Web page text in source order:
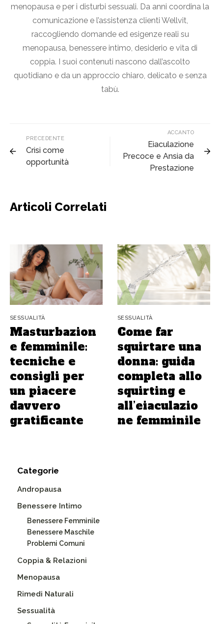
menopausa e per i disturbi sessuali. Da anni coordina la
comunicazione e l’assistenza clienti Wellvit,
raccogliendo domande ed esigenze reali su
menopausa, benessere intimo, desiderio e vita di
coppia. I suoi contenuti nascono dall’ascolto
quotidiano e da un approccio chiaro, delicato e senza
tabù.
PRECEDENTE
Crisi come
opportunità
ACCANTO
Eiaculazione
Precoce e Ansia da
Prestazione
Articoli Correlati
SESSUALITÀ
Masturbazion
e femminile:
tecniche e
consigli per
un piacere
davvero
gratificante
SESSUALITÀ
Come far
squirtare una
donna: guida
completa allo
squirting e
all’eiaculazio
ne femminile
Categorie
Andropausa
Benessere Intimo
Benessere Femminile
Benessere Maschile
Problemi Comuni
Coppia & Relazioni
Menopausa
Rimedi Naturali
Sessualità